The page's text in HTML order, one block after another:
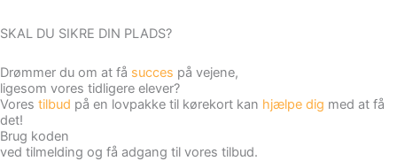
SKAL DU SIKRE DIN PLADS?
Drømmer du om at få succes på vejene,
ligesom vores tidligere elever?
Vores tilbud på en lovpakke til kørekort kan hjælpe dig med at få
det!
Brug koden
ved tilmelding og få adgang til vores tilbud.